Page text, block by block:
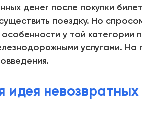
денег после покупки
поездку. Но
особенности у той
услугами.
идея невозвратных